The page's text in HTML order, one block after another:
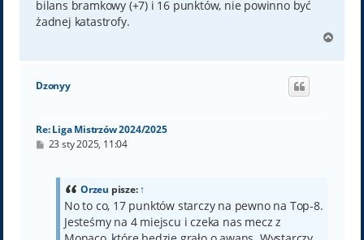
bilans bramkowy (+7) i 16 punktów, nie powinno być
żadnej katastrofy.
g
Dzonyy
Re: Liga Mistrzów 2024/2025
P23 sty 2025, 11:04
Orzeu pisze:↑
No to co, 17 punktów starczy na pewno na Top-8.
Jesteśmy na 4 miejscu i czeka nas mecz z